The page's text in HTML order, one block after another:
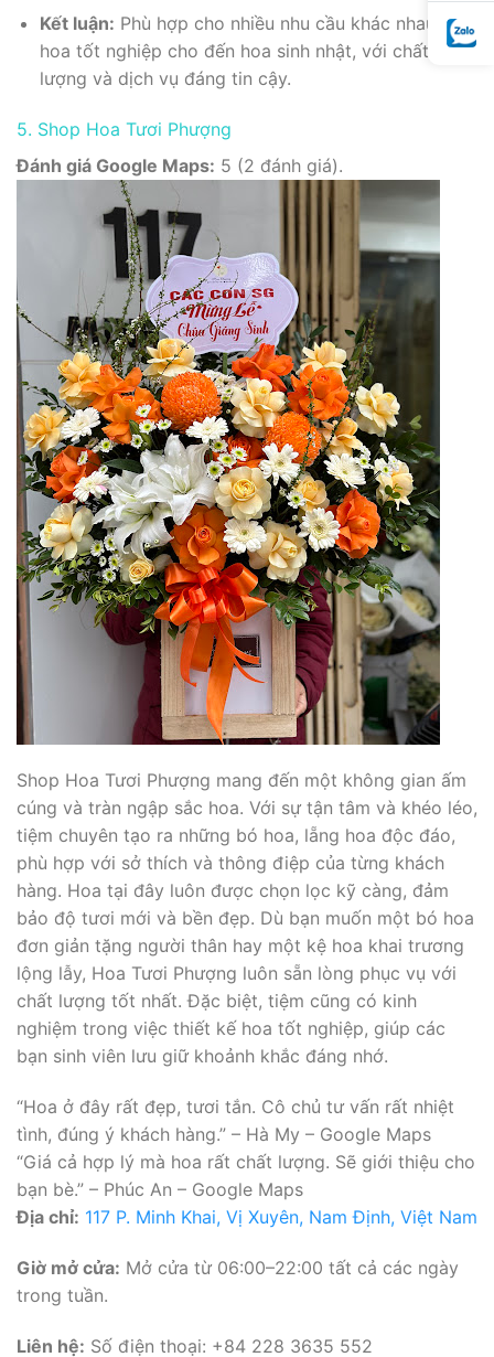
Kết luận: Phù hợp cho nhiều nhu cầu khác nhau, từ
hoa tốt nghiệp cho đến hoa sinh nhật, với chất
lượng và dịch vụ đáng tin cậy.
5. Shop Hoa Tươi Phượng
Đánh giá Google Maps: 5 (2 đánh giá).
Shop Hoa Tươi Phượng mang đến một không gian ấm
cúng và tràn ngập sắc hoa. Với sự tận tâm và khéo léo,
tiệm chuyên tạo ra những bó hoa, lẵng hoa độc đáo,
phù hợp với sở thích và thông điệp của từng khách
hàng. Hoa tại đây luôn được chọn lọc kỹ càng, đảm
bảo độ tươi mới và bền đẹp. Dù bạn muốn một bó hoa
đơn giản tặng người thân hay một kệ hoa khai trương
lộng lẫy, Hoa Tươi Phượng luôn sẵn lòng phục vụ với
chất lượng tốt nhất. Đặc biệt, tiệm cũng có kinh
nghiệm trong việc thiết kế hoa tốt nghiệp, giúp các
bạn sinh viên lưu giữ khoảnh khắc đáng nhớ.
“Hoa ở đây rất đẹp, tươi tắn. Cô chủ tư vấn rất nhiệt
tình, đúng ý khách hàng.” – Hà My – Google Maps
“Giá cả hợp lý mà hoa rất chất lượng. Sẽ giới thiệu cho
bạn bè.” – Phúc An – Google Maps
Địa chỉ: 117 P. Minh Khai, Vị Xuyên, Nam Định, Việt Nam
Giờ mở cửa: Mở cửa từ 06:00–22:00 tất cả các ngày
trong tuần.
Liên hệ: Số điện thoại: +84 228 3635 552